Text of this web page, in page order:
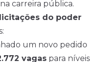
carreira pública.
do poder
um novo pedido
vagas para níveis